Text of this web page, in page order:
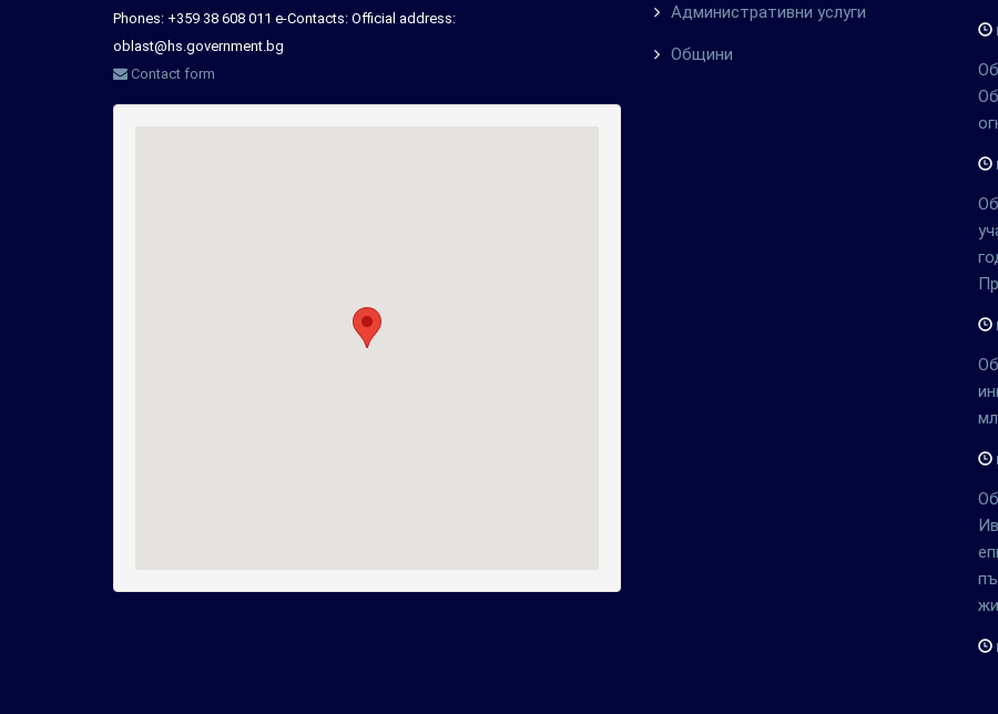
Phones: +359 38 608 011 e-Contacts: Official address:
oblast@hs.government.bg
Contact form
Административни услуги
Общини